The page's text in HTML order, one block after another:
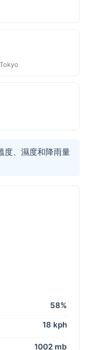
、濕度和降雨量
58%
18 kph
1002 mb